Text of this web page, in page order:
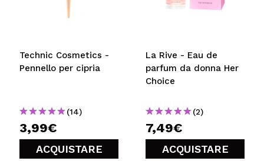
Technic Cosmetics -
Pennello per cipria
(14)
3,99€
ACQUISTARE
La Rive - Eau de
parfum da donna Her
Choice
(2)
7,49€
ACQUISTARE